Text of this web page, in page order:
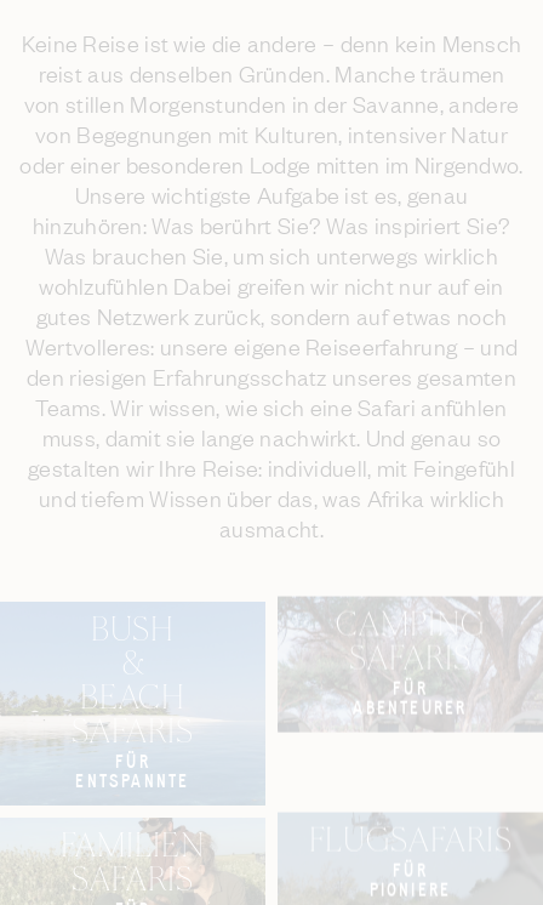
Keine Reise ist wie die andere – denn kein Mensch
reist aus denselben Gründen. Manche träumen
von stillen Morgenstunden in der Savanne, andere
von Begegnungen mit Kulturen, intensiver Natur
oder einer besonderen Lodge mitten im Nirgendwo.
Unsere wichtigste Aufgabe ist es, genau
hinzuhören: Was berührt Sie? Was inspiriert Sie?
Was brauchen Sie, um sich unterwegs wirklich
wohlzufühlen Dabei greifen wir nicht nur auf ein
gutes Netzwerk zurück, sondern auf etwas noch
Wertvolleres: unsere eigene Reiseerfahrung – und
den riesigen Erfahrungsschatz unseres gesamten
Teams. Wir wissen, wie sich eine Safari anfühlen
muss, damit sie lange nachwirkt. Und genau so
gestalten wir Ihre Reise: individuell, mit Feingefühl
und tiefem Wissen über das, was Afrika wirklich
ausmacht.
BUSH
&
BEACH
SAFARIS
FÜR
ENTSPANNTE
CAMPING
SAFARIS
FÜR
ABENTEURER
FAMILIEN
SAFARIS
FLUGSAFARIS
FÜR
PIONIERE